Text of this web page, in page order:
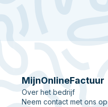
MijnOnlineFactuur
Over het bedrijf
Neem contact met ons op